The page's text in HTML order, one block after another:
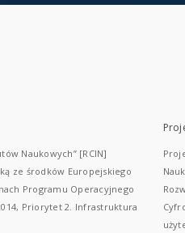
Naukowych” [RCIN]
ze środków Europejskiego
Programu Operacyjnego
Priorytet 2. Infrastruktura